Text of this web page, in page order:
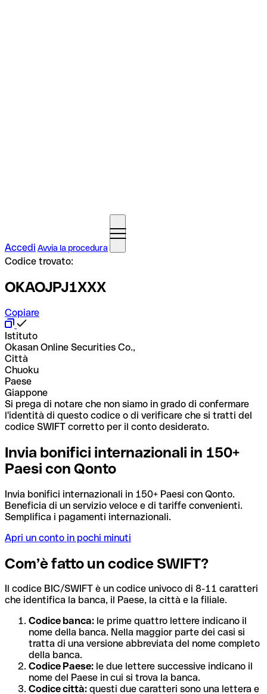
Accedi Avvia la procedura
Codice trovato:
OKAOJPJ1XXX
Copiare
Istituto
Okasan Online Securities Co.,
Città
Chuoku
Paese
Giappone
Si prega di notare che non siamo in grado di confermare
l'identità di questo codice o di verificare che si tratti del
codice SWIFT corretto per il conto desiderato.
Invia bonifici internazionali in 150+
Paesi con Qonto
Invia bonifici internazionali in 150+ Paesi con Qonto.
Beneficia di un servizio veloce e di tariffe convenienti.
Semplifica i pagamenti internazionali.
Apri un conto in pochi minuti
Com’è fatto un codice SWIFT?
Il codice BIC/SWIFT è un codice univoco di 8-11 caratteri
che identifica la banca, il Paese, la città e la filiale.
Codice banca: le prime quattro lettere indicano il
nome della banca. Nella maggior parte dei casi si
tratta di una versione abbreviata del nome completo
della banca.
Codice Paese: le due lettere successive indicano il
nome del Paese in cui si trova la banca.
Codice città: questi due caratteri sono una lettera e